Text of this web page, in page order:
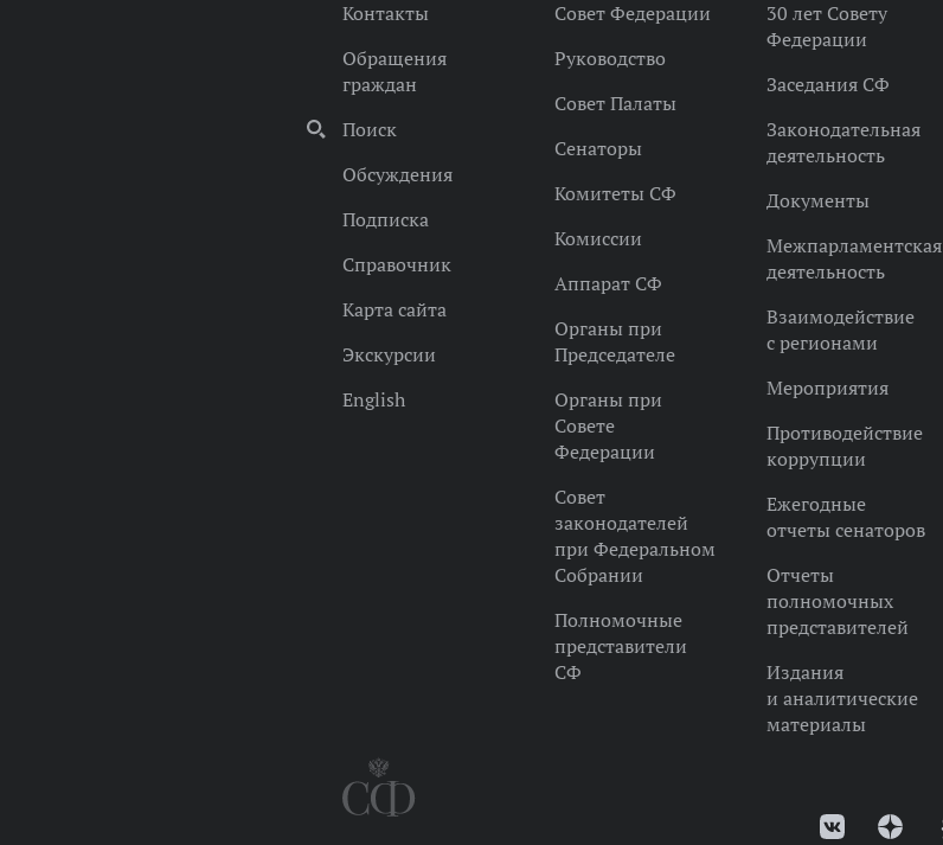
Контакты
Обращения
граждан
Поиск
Обсуждения
Подписка
Справочник
Карта сайта
Экскурсии
English
Совет Федерации
Руководство
Совет Палаты
Сенаторы
Комитеты СФ
Комиссии
Аппарат СФ
Органы при
Председателе
Органы при
Совете
Федерации
Совет
законодателей
при Федеральном
Собрании
Полномочные
представители
СФ
30 лет Совету
Федерации
Заседания СФ
Законодательная
деятельность
Документы
Межпарламентская
деятельность
Взаимодействие
с регионами
Мероприятия
Противодействие
коррупции
Ежегодные
отчеты сенаторов
Отчеты
полномочных
представителей
Издания
и аналитические
материалы